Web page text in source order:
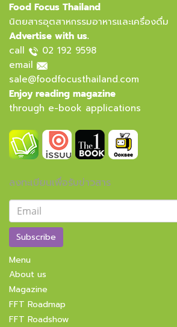
Food Focus Thailand
นิตยสารอุตสาหกรรมอาหารและเครื่องดื่ม
Advertise with us.
call
02 192 9598
email
sale@foodfocusthailand.com
Enjoy reading magazine
through e-book applications
ลงทะเบียนเพื่อรับข่าวสาร
Subscribe
Menu
About us
Magazine
FFT Roadmap
FFT Roadshow